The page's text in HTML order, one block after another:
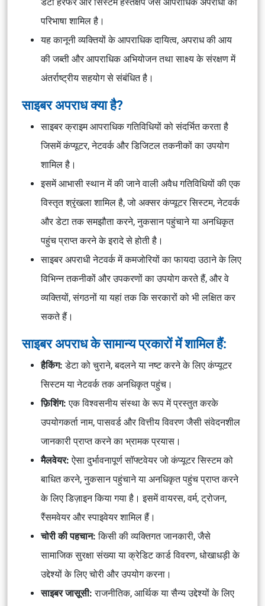
परिभाषा शामिल है।
यह कानूनी व्यक्तियों के आपराधिक दायित्व, अपराध की आय
की जब्ती और आपराधिक अभियोजन तथा साक्ष्य के संरक्षण में
अंतर्राष्ट्रीय सहयोग से संबंधित है।
साइबर अपराध क्या है?
साइबर क्राइम आपराधिक गतिविधियों को संदर्भित करता है
जिसमें कंप्यूटर, नेटवर्क और डिजिटल तकनीकों का उपयोग
शामिल है।
इसमें आभासी स्थान में की जाने वाली अवैध गतिविधियों की एक
विस्तृत श्रृंखला शामिल है, जो अक्सर कंप्यूटर सिस्टम, नेटवर्क
और डेटा तक समझौता करने, नुकसान पहुंचाने या अनधिकृत
पहुंच प्राप्त करने के इरादे से होती है।
साइबर अपराधी नेटवर्क में कमजोरियों का फायदा उठाने के लिए
विभिन्न तकनीकों और उपकरणों का उपयोग करते हैं, और वे
व्यक्तियों, संगठनों या यहां तक कि सरकारों को भी लक्षित कर
सकते हैं।
साइबर अपराध के सामान्य प्रकारों में शामिल हैं:
हैकिंग: डेटा को चुराने, बदलने या नष्ट करने के लिए कंप्यूटर
सिस्टम या नेटवर्क तक अनधिकृत पहुंच।
फ़िशिंग: एक विश्वसनीय संस्था के रूप में प्रस्तुत करके
उपयोगकर्ता नाम, पासवर्ड और वित्तीय विवरण जैसी संवेदनशील
जानकारी प्राप्त करने का भ्रामक प्रयास।
मैलवेयर: ऐसा दुर्भावनापूर्ण सॉफ्टवेयर जो कंप्यूटर सिस्टम को
बाधित करने, नुकसान पहुंचाने या अनधिकृत पहुंच प्राप्त करने
के लिए डिज़ाइन किया गया है। इसमें वायरस, वर्म, ट्रोजन,
रैंसमवेयर और स्पाइवेयर शामिल हैं।
चोरी की पहचान: किसी की व्यक्तिगत जानकारी, जैसे
सामाजिक सुरक्षा संख्या या क्रेडिट कार्ड विवरण, धोखाधड़ी के
उद्देश्यों के लिए चोरी और उपयोग करना।
साइबर जासूसी: राजनीतिक, आर्थिक या सैन्य उद्देश्यों के लिए